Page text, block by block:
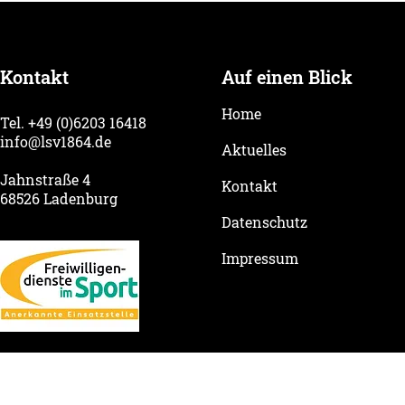
Geschäftsstelle
Event
Kontakt
Tel. +49 (0)6203 16418
info@lsv1864.de
Jahnstraße 4
68526 Ladenburg
Auf einen Blick
Home
Aktuelles
Kontakt
Datenschutz
Impressum